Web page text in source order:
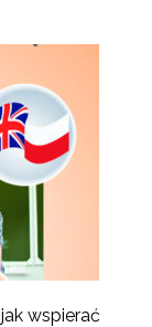
wspierać